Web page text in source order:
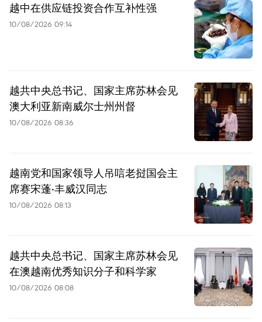
越中在供应链投资合作互补性强
10/08/2026 09:14
越共中央总书记、国家主席苏林会见
澳大利亚新南威尔士州州督
10/08/2026 08:36
越南党和国家领导人吊唁老挝国会主
席赛宋蓬·丰威汉同志
10/08/2026 08:13
越共中央总书记、国家主席苏林会见
在澳越南优秀知识分子和科学家
10/08/2026 08:08